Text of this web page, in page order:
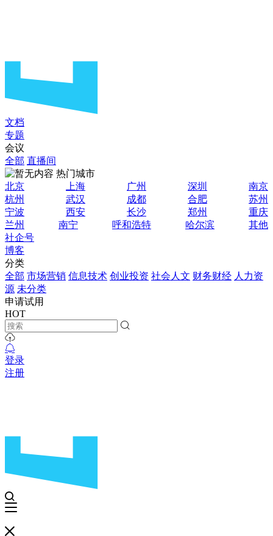
文档
专题
会议
全部 直播间
热门城市
北京
上海 广州 深圳
南京
杭州
武汉 成都 合肥
苏州
宁波
西安 长沙 郑州
重庆
兰州
南宁 呼和浩特 哈尔滨
其他
社企号
博客
分类
全部 市场营销 信息技术 创业投资 社会人文 财务财经 人力资
源 未分类
申请试用
HOT
登录
注册